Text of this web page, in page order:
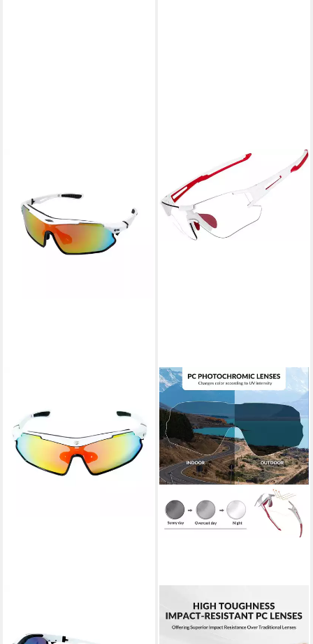
Sonnenbrille
ROCKBROS
Fahrradbrille Photochrome
Fahrradbrille für Damen